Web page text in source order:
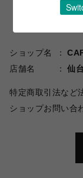
ショップ名
店舗名
仙
特定商取引法など
ショップお問い合